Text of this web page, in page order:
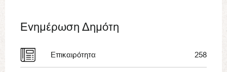
Ενημέρωση Δημότη
Επικαιρότητα 258